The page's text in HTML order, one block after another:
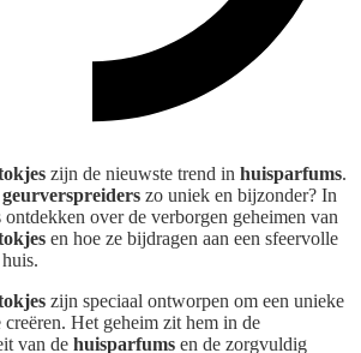
zijn de nieuwste trend in huisparfums.
geurverspreiders zo uniek en bijzonder? In
ontdekken over de verborgen geheimen van
en hoe ze bijdragen aan een sfeervolle
zijn speciaal ontworpen om een unieke
creëren. Het geheim zit hem in de
van de huisparfums en de zorgvuldig